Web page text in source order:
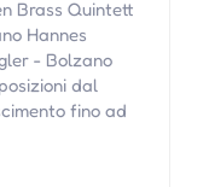
Brass Quintett
Hannes
- Bolzano
dal
fino ad